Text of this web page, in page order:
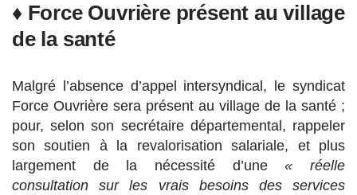
♦ Force Ouvrière présent au village
de la santé
Malgré l’absence d’appel intersyndical, le syndicat
Force Ouvrière sera présent au village de la santé ;
pour, selon son secrétaire départemental, rappeler
son soutien à la revalorisation salariale, et plus
largement de la nécessité d’une« réelle
consultation sur les vrais besoins des services